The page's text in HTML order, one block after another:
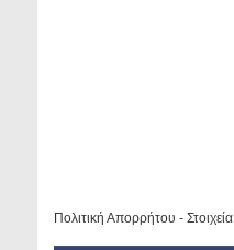
Πολιτική Απορρήτου -